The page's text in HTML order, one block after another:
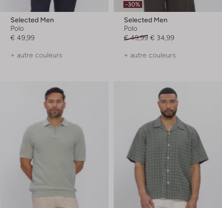
Selected Men
Polo
€ 49,99
+ autre couleurs
-30%
Selected Men
Polo
€ 49,99 € 34,99
+ autre couleurs